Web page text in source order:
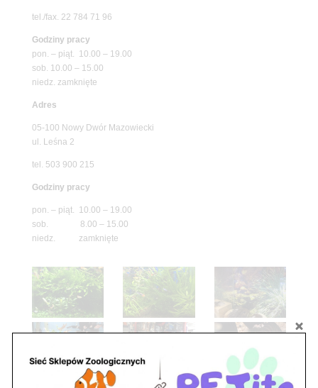
tel./fax. 22 784 71 96
Godziny pracy
pon. – piąt. 10.00 – 19.00
sob. 10.00 – 15.00
niedz. zamknięte
Adres
05-100 Nowy Dwór Mazowiecki
ul. Leśna 2
tel. 503 900 215
Godziny pracy
pon. – piąt. 10.00 – 19.00
sob. 8.00 – 15.00
niedz. zamknięte